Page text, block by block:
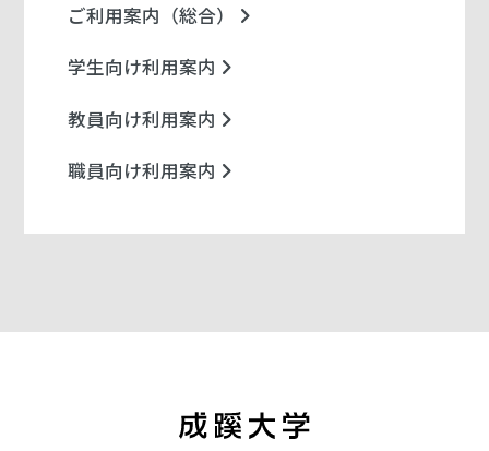
ご利用案内（総合）
学生向け利用案内
教員向け利用案内
職員向け利用案内